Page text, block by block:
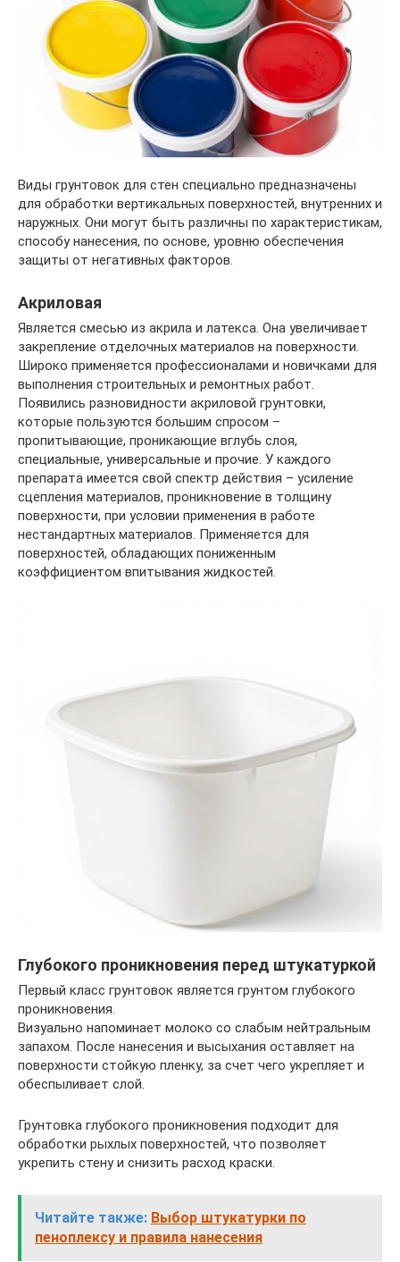
Виды грунтовок для стен специально предназначены
для обработки вертикальных поверхностей, внутренних и
наружных. Они могут быть различны по характеристикам,
способу нанесения, по основе, уровню обеспечения
защиты от негативных факторов.
Акриловая
Является смесью из акрила и латекса. Она увеличивает
закрепление отделочных материалов на поверхности.
Широко применяется профессионалами и новичками для
выполнения строительных и ремонтных работ.
Появились разновидности акриловой грунтовки,
которые пользуются большим спросом –
пропитывающие, проникающие вглубь слоя,
специальные, универсальные и прочие. У каждого
препарата имеется свой спектр действия – усиление
сцепления материалов, проникновение в толщину
поверхности, при условии применения в работе
нестандартных материалов. Применяется для
поверхностей, обладающих пониженным
коэффициентом впитывания жидкостей.
Глубокого проникновения перед штукатуркой
Первый класс грунтовок является грунтом глубокого
проникновения.
Визуально напоминает молоко со слабым нейтральным
запахом. После нанесения и высыхания оставляет на
поверхности стойкую пленку, за счет чего укрепляет и
обеспыливает слой.
Грунтовка глубокого проникновения подходит для
обработки рыхлых поверхностей, что позволяет
укрепить стену и снизить расход краски.
Читайте также: Выбор штукатурки по
пеноплексу и правила нанесения